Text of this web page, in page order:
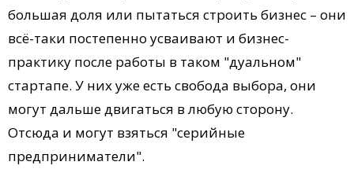
большая доля или пытаться строить бизнес – они
всё-таки постепенно усваивают и бизнес-
практику после работы в таком "дуальном"
стартапе. У них уже есть свобода выбора, они
могут дальше двигаться в любую сторону.
Отсюда и могут взяться "серийные
предприниматели".